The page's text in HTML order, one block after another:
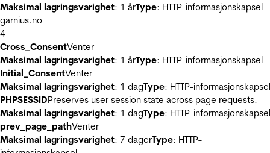
Maksimal lagringsvarighet: 1 årType: HTTP-informasjonskapsel
garnius.no
4
Cross_ConsentVenter
Maksimal lagringsvarighet: 1 årType: HTTP-informasjonskapsel
Initial_ConsentVenter
Maksimal lagringsvarighet: 1 dagType: HTTP-informasjonskapsel
PHPSESSIDPreserves user session state across page requests.
Maksimal lagringsvarighet: 1 dagType: HTTP-informasjonskapsel
prev_page_pathVenter
Maksimal lagringsvarighet: 7 dagerType: HTTP-